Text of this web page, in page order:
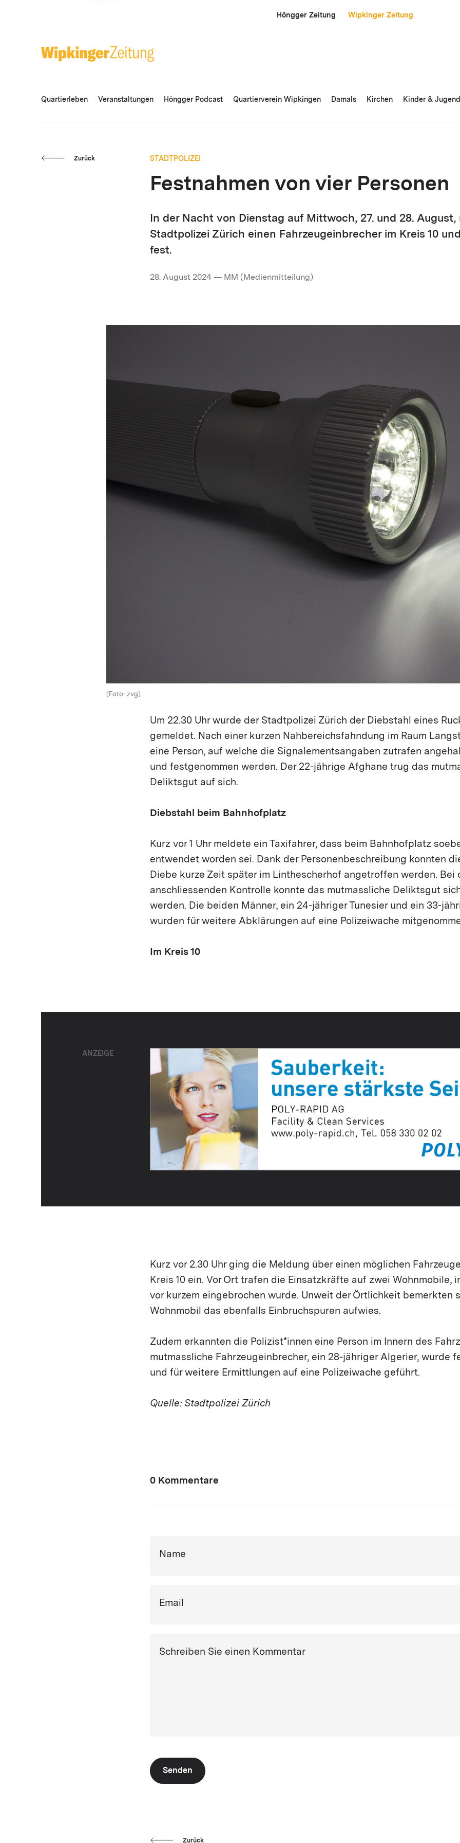
Höngger Zeitung Wipkinger Zeitung
Quartierleben Veranstaltungen Höngger Podcast Quartierverein Wipkingen Damals Kirchen Kinder & Jugend
Zurück STADTPOLIZEI
Festnahmen von vier Personen
In der Nacht von Dienstag auf Mittwoch, 27. und 28. August,
Stadtpolizei Zürich einen Fahrzeugeinbrecher im Kreis 10
fest.
28. August 2024 — MM (Medienmitteilung)
(Foto: zvg)
Um 22.30 Uhr wurde der Stadtpolizei Zürich der Diebstahl eines
gemeldet. Nach einer kurzen Nahbereichsfahndung im Raum
eine Person, auf welche die Signalementsangaben zutrafen
und festgenommen werden. Der 22-jährige Afghane trug das
Deliktsgut auf sich.
Diebstahl beim Bahnhofplatz
Kurz vor 1 Uhr meldete ein Taxifahrer, dass beim Bahnhofplatz
entwendet worden sei. Dank der Personenbeschreibung konnten
Diebe kurze Zeit später im Linthescherhof angetroffen werden. Bei
anschliessenden Kontrolle konnte das mutmassliche Deliktsgut
werden. Die beiden Männer, ein 24-jähriger Tunesier und ein 33-
wurden für weitere Abklärungen auf eine Polizeiwache
Im Kreis 10
ANZEIGE
Kurz vor 2.30 Uhr ging die Meldung über einen möglichen
Kreis 10 ein. Vor Ort trafen die Einsatzkräfte auf zwei Wohnmobile,
vor kurzem eingebrochen wurde. Unweit der Örtlichkeit bemerkten
Wohnmobil das ebenfalls Einbruchspuren aufwies.
Zudem erkannten die Polizist*innen eine Person im Innern des
mutmassliche Fahrzeugeinbrecher, ein 28-jähriger Algerier, wurde
und für weitere Ermittlungen auf eine Polizeiwache geführt.
Quelle: Stadtpolizei Zürich
0 Kommentare
Name
Email
Schreiben Sie einen Kommentar
Senden
Zurück